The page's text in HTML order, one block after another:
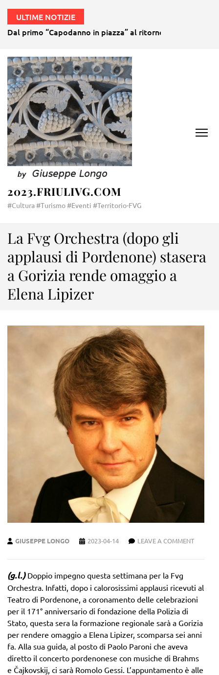
ULTIME NOTIZIE
Dal primo “Capodanno in piazza” al ritorno della
2023.FRIULIVG.COM
#Cultura #Turismo #Eventi #Territorio-FVG
La Fvg Orchestra (dopo gli
applausi di Pordenone) stasera
a Gorizia rende omaggio a
Elena Lipizer
GIUSEPPE LONGO 2023-04-14 LEAVE A COMMENT
(g.l.) Doppio impegno questa settimana per la Fvg
Orchestra. Infatti, dopo i calorosissimi applausi ricevuti al
Teatro di Pordenone, a coronamento delle celebrazioni
per il 171° anniversario di fondazione della Polizia di
Stato, questa sera la formazione regionale sarà a Gorizia
per rendere omaggio a Elena Lipizer, scomparsa sei anni
fa. Alla sua guida, al posto di Paolo Paroni che aveva
diretto il concerto pordenonese con musiche di Brahms
e Čajkovskij, ci sarà Romolo Gessi. L’appuntamento è alle